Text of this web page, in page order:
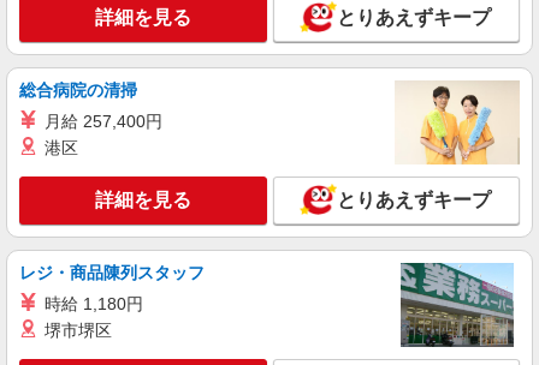
パート
築地銀だこ
飲食店スタッフ
［アルバイト・パート］時給1,141円〜
埼玉県さいたま市北区宮原町1丁目854-1 ステ
キープ 詳細を見る
アルバイト パート
メアシス
［アルバイト・パート］ 平日：時給1,250円
詳細を見る とりあえずキープ
総合病院の清掃
月給 257,400円
港区
詳細を見る とりあえずキープ
レジ・商品陳列スタッフ
時給 1,180円
堺市堺区